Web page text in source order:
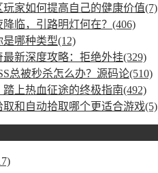
家如何提高自己的健康价值(7)
临，引路明灯何在？(406)
哪种类型(12)
最新深度攻略：拒绝外挂(329)
总被秒杀怎么办？源码论(510)
上热血征途的终极指南(492)
和自动拾取哪个更适合游戏(5)